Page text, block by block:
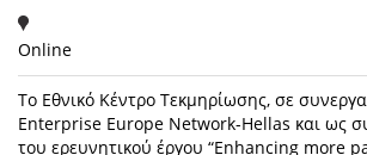
Online
Το Εθνικό Κέντρο Τεκμηρίωσης, σε
Enterprise Europe Network-Hellas και ως
του ερευνητικού έργου “Enhancing more